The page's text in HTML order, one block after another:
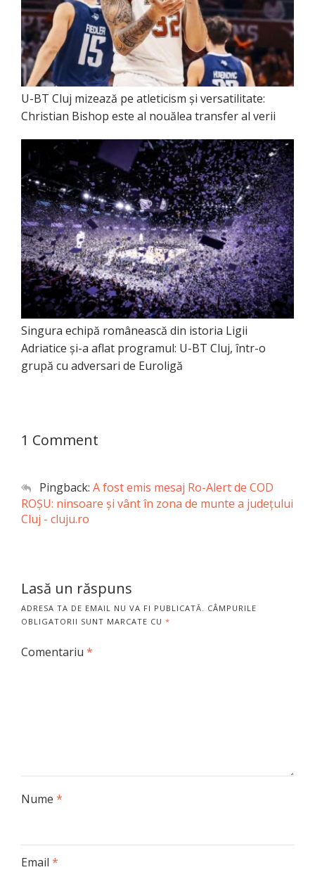
U-BT Cluj mizează pe atleticism și versatilitate:
Christian Bishop este al nouălea transfer al verii
Singura echipă românească din istoria Ligii
Adriatice și-a aflat programul: U-BT Cluj, într-o
grupă cu adversari de Euroligă
1 Comment
Pingback: A fost emis mesaj Ro-Alert de COD
ROȘU: ninsoare şi vânt în zona de munte a judeţului
Cluj - cluju.ro
Lasă un răspuns
ADRESA TA DE EMAIL NU VA FI PUBLICATĂ. CÂMPURILE
OBLIGATORII SUNT MARCATE CU *
Comentariu *
Nume *
Email *